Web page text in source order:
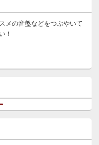
メの音盤などをつぶやいて
！